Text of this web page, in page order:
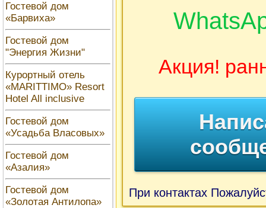
Гостевой дом
«Барвиха»
Гостевой дом
"Энергия Жизни"
Курортный отель
«MARITTIMO» Resort
Hotel All inclusive
Гостевой дом
«Усадьба Власовых»
Гостевой дом
«Азалия»
Гостевой дом
«Золотая Антилопа»
Акция!
При контактах